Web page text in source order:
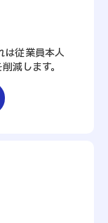
は従業員本人
減します。